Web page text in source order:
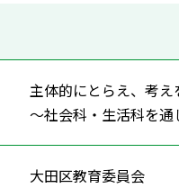
主体的にとらえ、考
～社会科・生活科を通
大田区教育委員会